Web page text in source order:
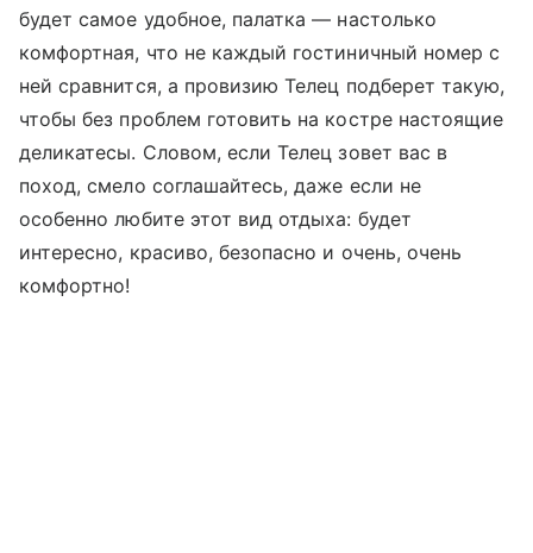
будет самое удобное, палатка — настолько
комфортная, что не каждый гостиничный номер с
ней сравнится, а провизию Телец подберет такую,
чтобы без проблем готовить на костре настоящие
деликатесы. Словом, если Телец зовет вас в
поход, смело соглашайтесь, даже если не
особенно любите этот вид отдыха: будет
интересно, красиво, безопасно и очень, очень
комфортно!